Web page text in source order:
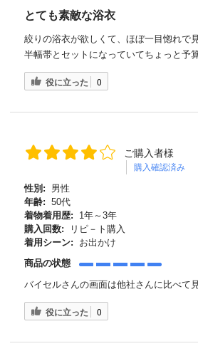
とても素敵な浴衣
絞りの浴衣が欲しくて、ほぼ一目惚れで
半幅帯とセットになっていてちょっと予
役に立った 0
ご購入者様
購入確認済み
性別:
男性
年齢: 50代
着物着用歴:
1年～3年
購入回数:
リピ－ト購入
着用シーン:
お出かけ
商品の状態
バイセルさんの画面は他社さんに比べて
役に立った 0